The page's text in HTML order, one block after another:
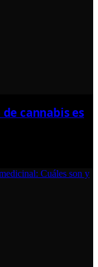
cannabis es